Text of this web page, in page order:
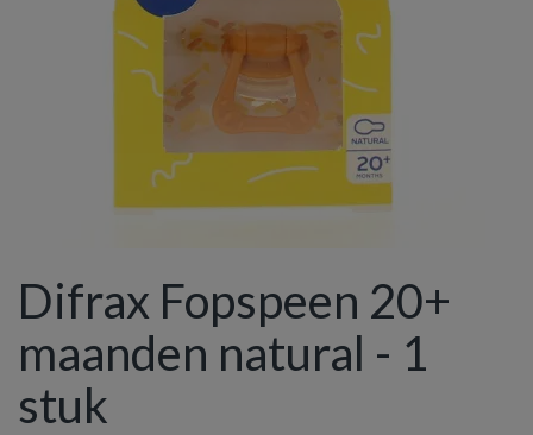
Difrax Fopspeen 20+
maanden natural - 1
stuk